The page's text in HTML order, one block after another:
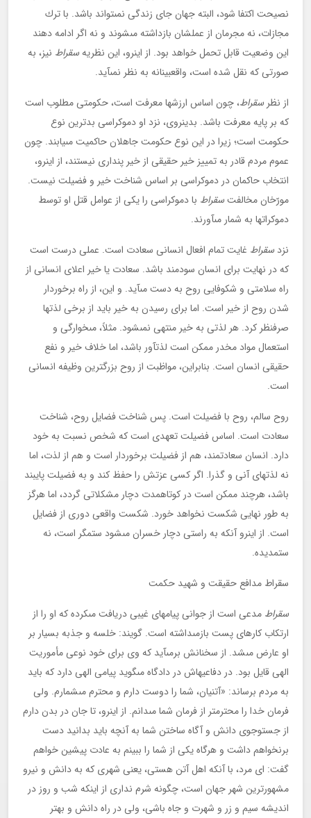
نصيحت اكتفا شود، البته جهان جاى زندگى نمى‏تواند باشد. با ترك
مجازات، نه مجرمان از عملشان بازداشته مى‏شوند و نه اگر ادامه دهند
اين وضعيت قابل تحمل خواهد بود. از اين‏رو، اين نظريهسقراط نيز، به
صورتى كه نقل شده است، واقع‏بينانه به نظر نمى‏آيد.
از نظر سقراط، چون اساس ارزش‏ها معرفت است، حكومتى مطلوب است
كه بر پايه معرفت باشد. بدين‏روى، نزد او دموكراسى بدترين نوع
حكومت است؛ زيرا در اين نوع حكومت جاهلان حاكميت مى‏يابند. چون
عموم مردم قادر به تمييز خير حقيقى از خير پندارى نيستند، از اين‏رو،
انتخاب حاكمان در دموكراسى بر اساس شناخت خير و فضيلت نيست.
مورّخان مخالفتسقراط با دموكراسى را يكى از عوامل قتل او توسط
دموكرات‏ها به شمار مى‏آورند.
نزد سقراط غايت تمام افعال انسانى سعادت است. عملى درست است
كه در نهايت براى انسان سودمند باشد. سعادت يا خير اعلاى انسانى از
راه سلامتى و شكوفايى روح به دست مى‏آيد. و اين، از راه برخوردار
شدن روح از خير است. اما براى رسيدن به خير بايد از برخى لذت‏ها
صرف‏نظر كرد. هر لذتى به خير منتهى نمى‏شود. مثلاً، مى‏خوارگى و
استعمال مواد مخدر ممكن است لذت‏آور باشد، اما خلاف خير و نفع
حقيقى انسان است. بنابراين، مواظبت از روح بزرگ‏ترين وظيفه انسانى
است.
روح سالم، روح با فضيلت است. پس شناخت فضايل روح، شناخت
سعادت است. اساس فضيلت تعهدى است كه شخص نسبت به خود
دارد. انسان سعادتمند، هم از فضيلت برخوردار است و هم از لذت، اما
نه لذت‏هاى آنى و گذرا. اگر كسى عزتش را حفظ كند و به فضيلت پايبند
باشد، هرچند ممكن است در كوتاه‏مدت دچار مشكلاتى گردد، اما هرگز
به طور نهايى شكست نخواهد خورد. شكست واقعى دورى از فضايل
است. از اين‏رو آنكه به راستى دچار خسران مى‏شود ستمگر است، نه
ستمديده.
سقراط مدافع حقيقت و شهيد حكمت
سقراط مدعى است از جوانى پيام‏هاى غيبى دريافت مى‏كرده كه او را از
ارتكاب كارهاى پست بازمى‏داشته است. گويند: خلسه و جذبه بسيار بر
او عارض مى‏شد. از سخنانش برمى‏آيد كه وى براى خود نوعى مأموريت
الهى قايل بود. در دفاعيه‏اش در دادگاه مى‏گويد پيامى الهى دارد كه بايد
به مردم برساند: «آتنيان، شما را دوست دارم و محترم مى‏شمارم. ولى
فرمان خدا را محترم‏تر از فرمان شما مى‏دانم. از اين‏رو، تا جان در بدن دارم
از جست‏وجوى دانش و آگاه ساختن شما به آنچه بايد بدانيد دست
برنخواهم داشت و هرگاه يكى از شما را ببينم به عادت پيشين خواهم
گفت: اى مرد، با آنكه اهل آتن هستى، يعنى شهرى كه به دانش و نيرو
مشهورترين شهر جهان است، چگونه شرم ندارى از اينكه شب و روز در
انديشه سيم و زر و شهرت و جاه باشى، ولى در راه دانش و بهتر